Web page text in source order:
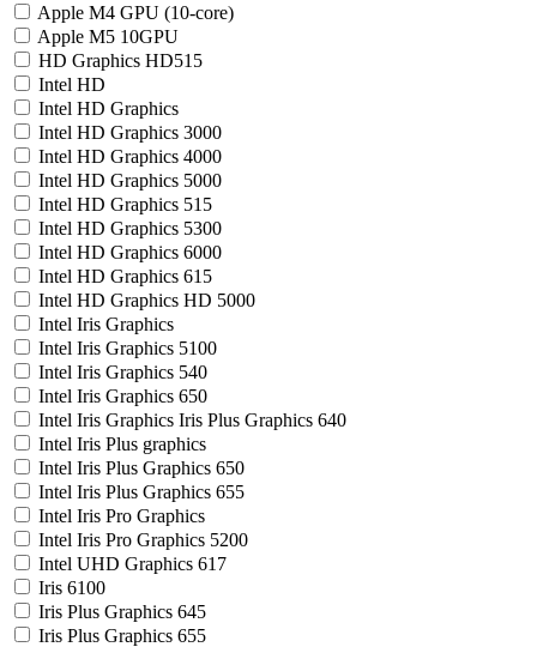
Apple M4 GPU (10-core)
Apple M5 10GPU
HD Graphics HD515
Intel HD
Intel HD Graphics
Intel HD Graphics 3000
Intel HD Graphics 4000
Intel HD Graphics 5000
Intel HD Graphics 515
Intel HD Graphics 5300
Intel HD Graphics 6000
Intel HD Graphics 615
Intel HD Graphics HD 5000
Intel Iris Graphics
Intel Iris Graphics 5100
Intel Iris Graphics 540
Intel Iris Graphics 650
Intel Iris Graphics Iris Plus Graphics 640
Intel Iris Plus graphics
Intel Iris Plus Graphics 650
Intel Iris Plus Graphics 655
Intel Iris Pro Graphics
Intel Iris Pro Graphics 5200
Intel UHD Graphics 617
Iris 6100
Iris Plus Graphics 645
Iris Plus Graphics 655